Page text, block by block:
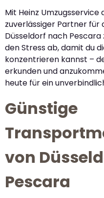
Mit Heinz
zuverlässiger Partner für
Düsseldorf nach
den Stress ab, damit du
konzentrieren kannst –
erkunden und
heute für ein
Günstige
von
Pescara